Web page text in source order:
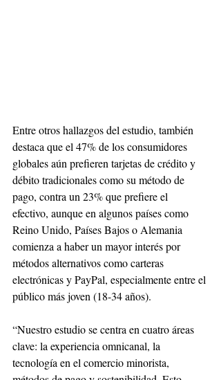
Entre otros hallazgos del estudio, también
destaca que el 47% de los consumidores
globales aún prefieren tarjetas de crédito y
débito tradicionales como su método de
pago, contra un 23% que prefiere el
efectivo, aunque en algunos países como
Reino Unido, Países Bajos o Alemania
comienza a haber un mayor interés por
métodos alternativos como carteras
electrónicas y PayPal, especialmente entre el
público más joven (18-34 años).
“Nuestro estudio se centra en cuatro áreas
clave: la experiencia omnicanal, la
tecnología en el comercio minorista,